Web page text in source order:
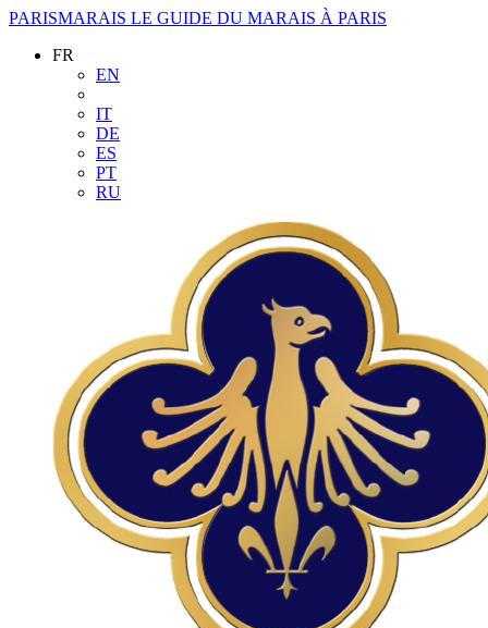
PARISMARAIS LE GUIDE DU MARAIS À PARIS
FR
EN
IT
DE
ES
PT
RU